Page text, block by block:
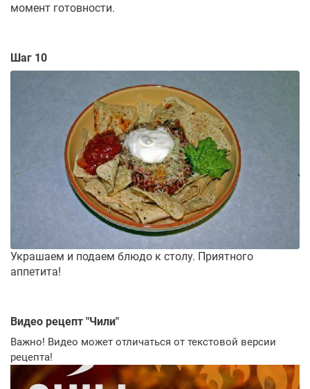
момент готовности.
Шаг 10
Украшаем и подаем блюдо к столу. Приятного
аппетита!
Видео рецепт "Чили"
Важно! Видео может отличаться от текстовой версии
рецепта!